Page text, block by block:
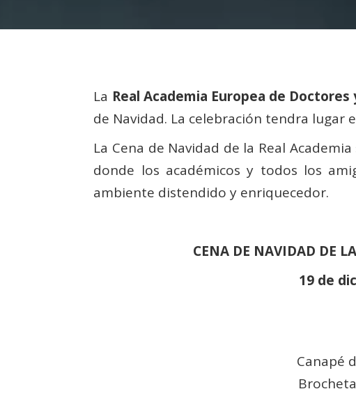
La Real Academia Europea de Doctores
de Navidad. La celebración tendra lugar
La Cena de Navidad de la Real
donde los académicos y todos los
ambiente distendido y enriquecedor.
CENA DE NAVIDAD DE
19 de
Canapé